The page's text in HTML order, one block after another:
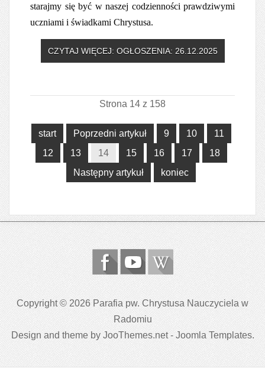
starajmy się być w naszej codzienności prawdziwymi
uczniami i świadkami Chrystusa.
CZYTAJ WIĘCEJ: OGŁOSZENIA: 26.12.2025
Strona 14 z 158
start Poprzedni artykuł 9 10
11
12
13 14 15 16 17
18
Następny artykuł
koniec
Copyright © 2026 Parafia pw. Chrystusa Nauczyciela w
Radomiu
Design and theme by JooThemes.net -Joomla Templates.